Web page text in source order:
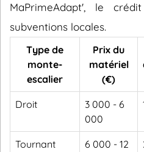
MaPrimeAdapt', le
subventions locales.
Type de
monte-
escalier
Prix du
matériel
(€)
Droit
3 000 - 6
000
Tournant
6 000 - 12